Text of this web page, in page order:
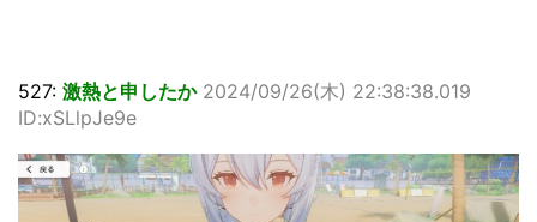
527: 激熱と申したか 2024/09/26(木) 22:38:38.019
ID:xSLlpJe9e